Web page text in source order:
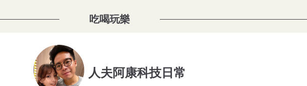
吃喝玩樂
人夫阿康科技日常